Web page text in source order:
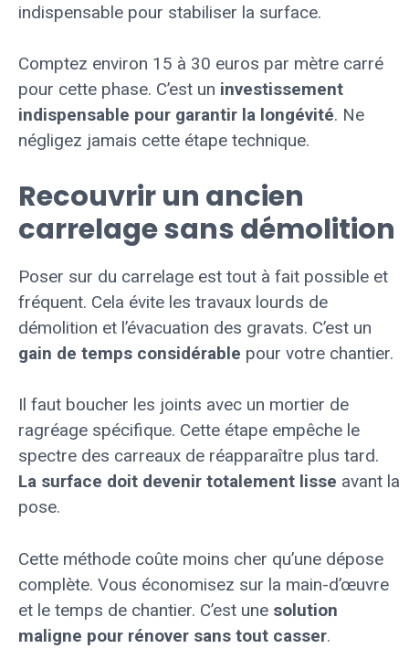
indispensable pour stabiliser la surface.
Comptez environ 15 à 30 euros par mètre carré
pour cette phase. C’est un investissement
indispensable pour garantir la longévité. Ne
négligez jamais cette étape technique.
Recouvrir un ancien
carrelage sans démolition
Poser sur du carrelage est tout à fait possible et
fréquent. Cela évite les travaux lourds de
démolition et l’évacuation des gravats. C’est un
gain de temps considérable pour votre chantier.
Il faut boucher les joints avec un mortier de
ragréage spécifique. Cette étape empêche le
spectre des carreaux de réapparaître plus tard.
La surface doit devenir totalement lisse avant la
pose.
Cette méthode coûte moins cher qu’une dépose
complète. Vous économisez sur la main-d’œuvre
et le temps de chantier. C’est une solution
maligne pour rénover sans tout casser.